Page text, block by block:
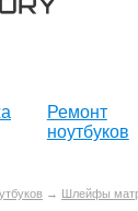
Ремонт
ноутбуков
→ Шлейфы